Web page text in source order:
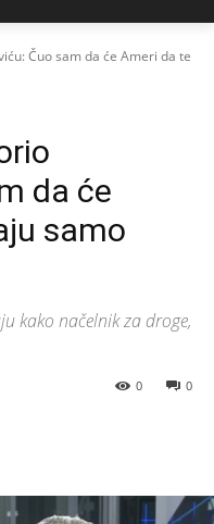
Čuo sam da će Ameri da te
da će
samo
kako načelnik za droge,
0
0